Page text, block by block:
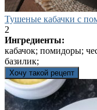
Тушеные кабачки с
2
Ингредиенты:
кабачок; помидоры;
базилик;
Хочу такой рецепт